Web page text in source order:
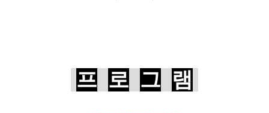
프 로 그 램